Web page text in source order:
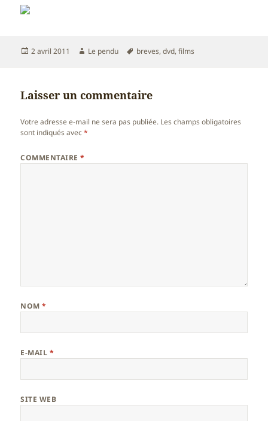
Publié
2 avril 2011 Auteur
Le pendu
Mots-
breves,dvd,films
Laisser un commentaire
Votre adresse e-mail ne sera pas publiée. Les champs obligatoires
sont indiqués avec*
COMMENTAIRE*
NOM*
E-MAIL *
SITE WEB